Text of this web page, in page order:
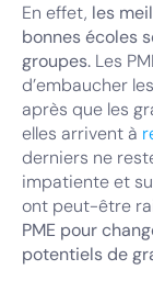
En effet, les
bonnes écoles
groupes. Les
d’embaucher
après que les
elles arrivent à
derniers ne
impatiente et
ont peut-être
PME pour
potentiels de